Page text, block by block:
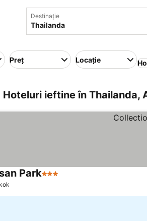
Destinație
Preț Locație
Hoteluri ieftine în Thailanda,
Park3 Stele